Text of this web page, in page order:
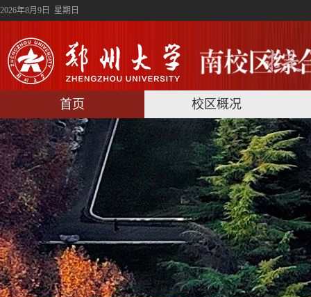
2026年8月9日 星期日
首页 校区概况